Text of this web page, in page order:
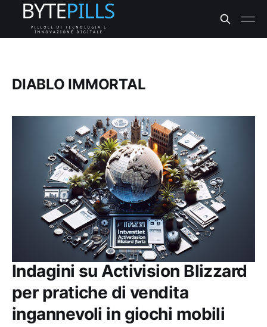
DIABLO IMMORTAL
Indagini su Activision Blizzard
per pratiche di vendita
ingannevoli in giochi mobili